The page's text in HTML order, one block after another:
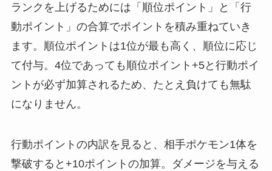
ランクを上げるためには「順位ポイント」と「行
動ポイント」の合算でポイントを積み重ねていき
ます。順位ポイントは1位が最も高く、順位に応じ
て付与。4位であっても順位ポイント+5と行動ポイ
ントが必ず加算されるため、たとえ負けても無駄
になりません。
行動ポイントの内訳を見ると、相手ポケモン1体を
撃破すると+10ポイントの加算。ダメージを与える